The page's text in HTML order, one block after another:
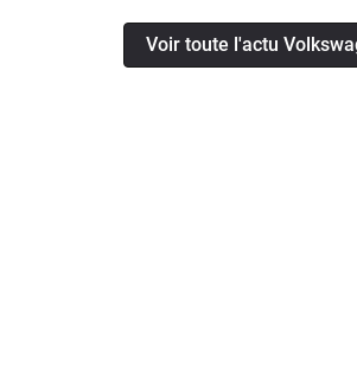
Voir toute l'actu